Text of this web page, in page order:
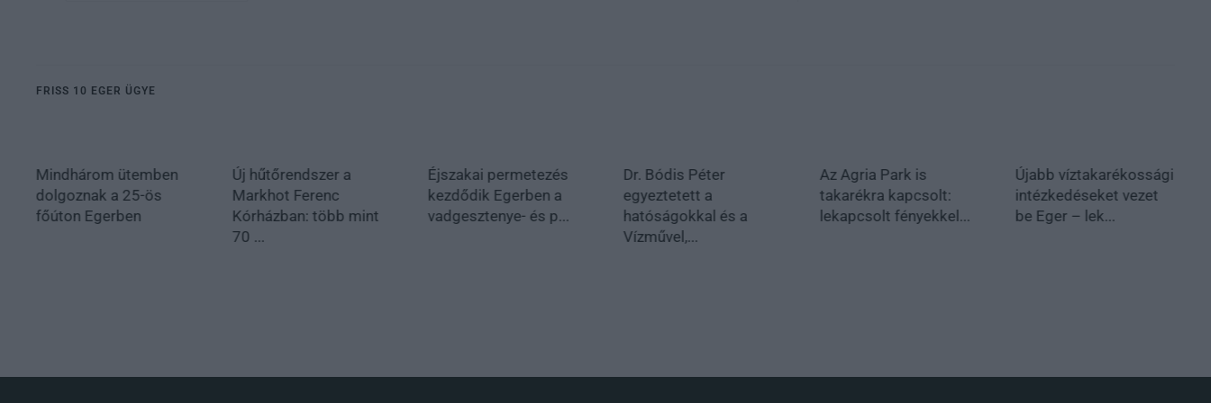
FRISS 10 EGER ÜGYE
Mindhárom ütemben
dolgoznak a 25-ös
főúton Egerben
Új hűtőrendszer a
Markhot Ferenc
Kórházban: több mint
70 ...
Éjszakai permetezés
kezdődik Egerben a
vadgesztenye- és p...
Dr. Bódis Péter
egyeztetett a
hatóságokkal és a
Vízművel,...
Az Agria Park is
takarékra kapcsolt:
lekapcsolt fényekkel...
Újabb víztakarékossági
intézkedéseket vezet
be Eger – lek...